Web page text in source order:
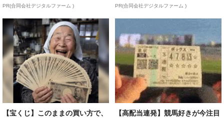
PR(合同会社デジタルファーム ) PR(合同会社デジタルファーム )
【宝くじ】このままの買い方で、
【高配当連発】競馬好きが今注目